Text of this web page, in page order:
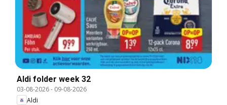
Aldi folder week 32
03-08-2026- 09-08-2026
Aldi